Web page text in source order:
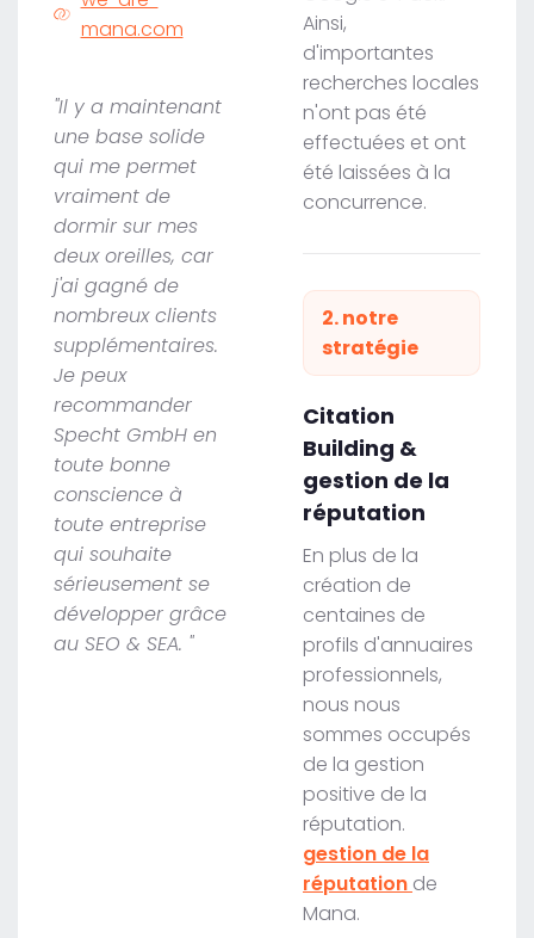
Ainsi,
d'importantes
recherches locales
n'ont pas été
effectuées et ont
été laissées à la
concurrence.
2. notre
stratégie
Citation
Building &
gestion de la
réputation
En plus de la
création de
centaines de
profils d'annuaires
professionnels,
nous nous
sommes occupés
de la gestion
positive de la
réputation.
gestion de la
réputation de
Mana.
mana.com
"Il y a maintenant
une base solide
qui me permet
vraiment de
dormir sur mes
deux oreilles, car
j'ai gagné de
nombreux clients
supplémentaires.
Je peux
recommander
Specht GmbH en
toute bonne
conscience à
toute entreprise
qui souhaite
sérieusement se
développer grâce
au SEO & SEA. "